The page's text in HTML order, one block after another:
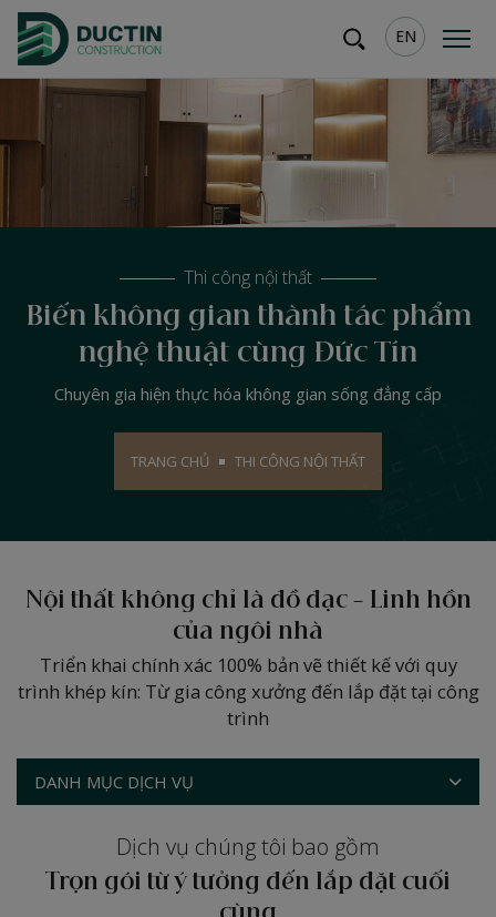
EN
Thi công nội thất
Biến không gian thành tác phẩm
nghệ thuật cùng Đức Tín
Chuyên gia hiện thực hóa không gian sống đẳng cấp
TRANG CHỦ THI CÔNG NỘI THẤT
Nội thất không chỉ là đồ đạc - Linh hồn
của ngôi nhà
Triển khai chính xác 100% bản vẽ thiết kế với quy
trình khép kín: Từ gia công xưởng đến lắp đặt tại công
trình
DANH MỤC DỊCH VỤ
Dịch vụ chúng tôi bao gồm
Trọn gói từ ý tưởng đến lắp đặt cuối